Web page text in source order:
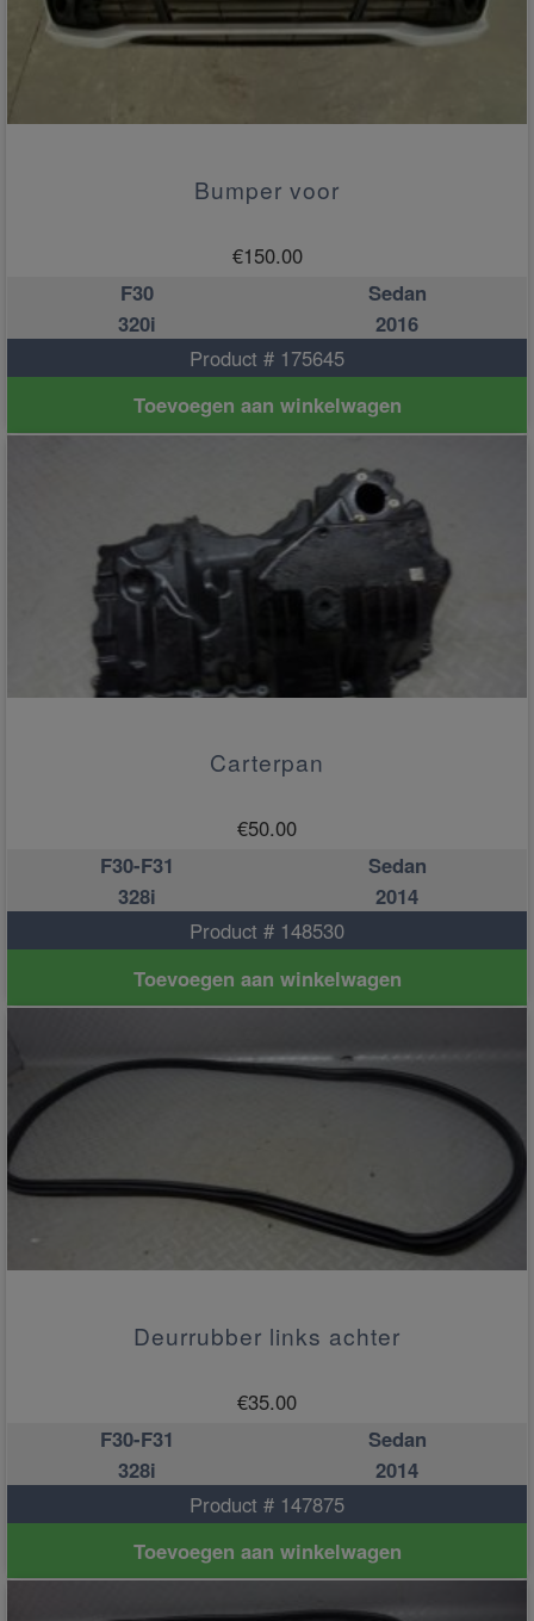
Bumper voor
€150.00
F30
Sedan
320i
2016
Product # 175645
Toevoegen aan winkelwagen
Carterpan
€50.00
F30-F31
Sedan
328i
2014
Product # 148530
Toevoegen aan winkelwagen
Deurrubber links achter
€35.00
F30-F31
Sedan
328i
2014
Product # 147875
Toevoegen aan winkelwagen